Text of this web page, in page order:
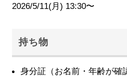
2026/5/11(月) 13:30〜
持ち物
身分証（お名前・年齢が確